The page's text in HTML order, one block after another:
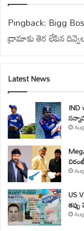
Pingback: Bigg
డ్రామాకు తెర లేపిన
Latest News
IND
US